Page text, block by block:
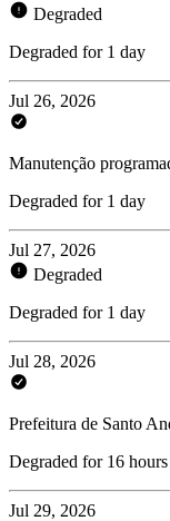
Degraded
Degraded for 1 day
Jul 26, 2026
Manutenção
Degraded for 1 day
Jul 27, 2026
Degraded
Degraded for 1 day
Jul 28, 2026
Prefeitura de Santo
Degraded for 16
Jul 29, 2026